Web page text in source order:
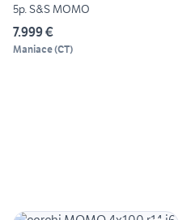
5p. S&S MOMO
7.999 €
Maniace(CT)